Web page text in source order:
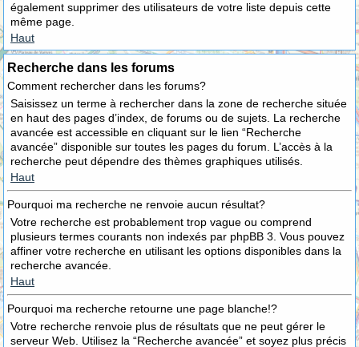
également supprimer des utilisateurs de votre liste depuis cette
même page.
Haut
Recherche dans les forums
Comment rechercher dans les forums?
Saisissez un terme à rechercher dans la zone de recherche située
en haut des pages d’index, de forums ou de sujets. La recherche
avancée est accessible en cliquant sur le lien “Recherche
avancée” disponible sur toutes les pages du forum. L’accès à la
recherche peut dépendre des thèmes graphiques utilisés.
Haut
Pourquoi ma recherche ne renvoie aucun résultat?
Votre recherche est probablement trop vague ou comprend
plusieurs termes courants non indexés par phpBB 3. Vous pouvez
affiner votre recherche en utilisant les options disponibles dans la
recherche avancée.
Haut
Pourquoi ma recherche retourne une page blanche!?
Votre recherche renvoie plus de résultats que ne peut gérer le
serveur Web. Utilisez la “Recherche avancée” et soyez plus précis